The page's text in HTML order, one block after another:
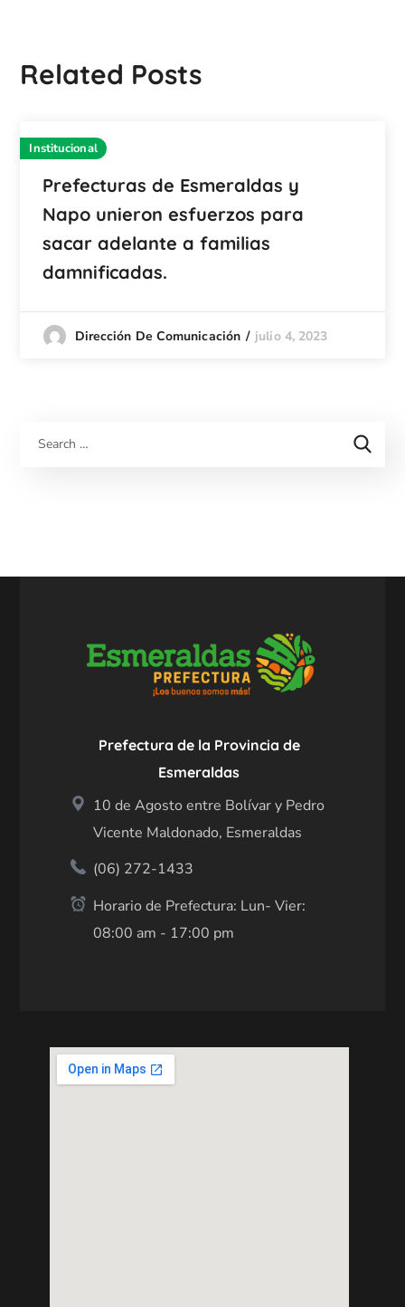
Related Posts
Institucional
Prefecturas de Esmeraldas y
Napo unieron esfuerzos para
sacar adelante a familias
damnificadas.
Dirección De Comunicación julio 4, 2023
Prefectura de la Provincia de
Esmeraldas
10 de Agosto entre Bolívar y Pedro
Vicente Maldonado, Esmeraldas
(06) 272-1433
Horario de Prefectura: Lun- Vier:
08:00 am - 17:00 pm